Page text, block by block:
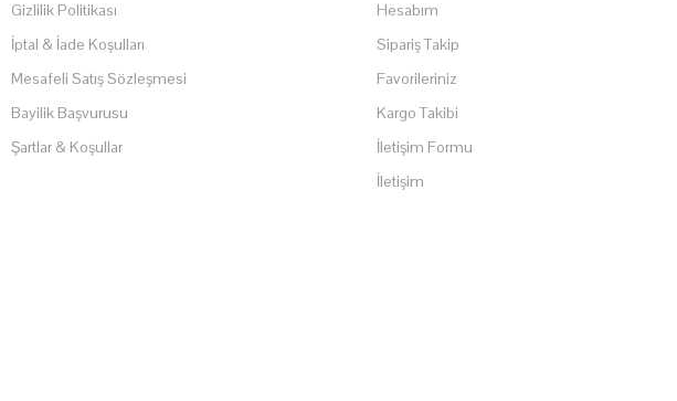
Gizlilik Politikası
İptal & İade Koşulları
Mesafeli Satış Sözleşmesi
Bayilik Başvurusu
Şartlar & Koşullar
Hesabım
Sipariş Takip
Favorileriniz
Kargo Takibi
İletişim Formu
İletişim